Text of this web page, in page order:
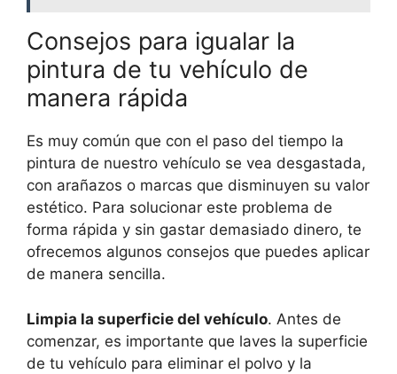
Consejos para igualar la
pintura de tu vehículo de
manera rápida
Es muy común que con el paso del tiempo la
pintura de nuestro vehículo se vea desgastada,
con arañazos o marcas que disminuyen su valor
estético. Para solucionar este problema de
forma rápida y sin gastar demasiado dinero, te
ofrecemos algunos consejos que puedes aplicar
de manera sencilla.
Limpia la superficie del vehículo. Antes de
comenzar, es importante que laves la superficie
de tu vehículo para eliminar el polvo y la